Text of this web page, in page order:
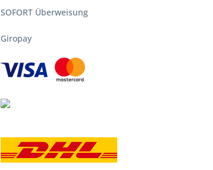
SOFORT Überweisung
Giropay